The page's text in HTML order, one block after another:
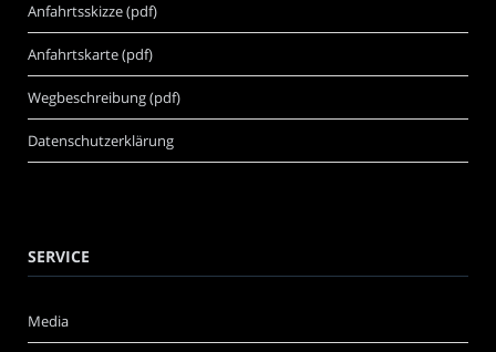
Anfahrtsskizze (pdf)
Anfahrtskarte (pdf)
Wegbeschreibung (pdf)
Datenschutzerklärung
SERVICE
Media